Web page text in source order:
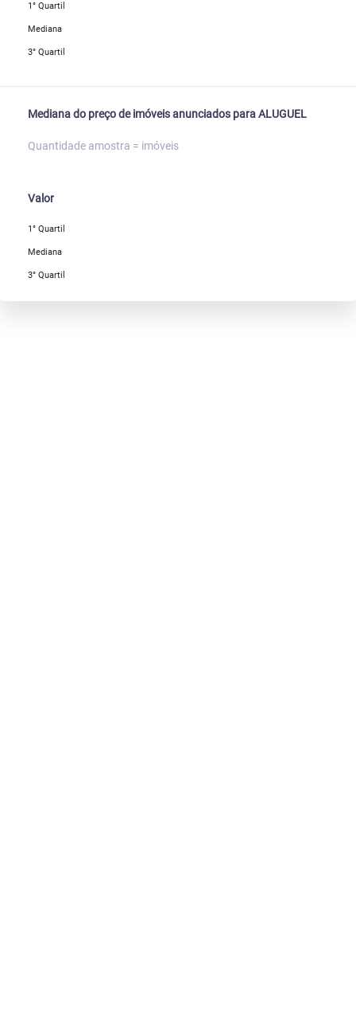
1° Quartil
Mediana
3° Quartil
Mediana do preço de imóveis anunciados para ALUGUEL
Quantidade amostra = imóveis
Valor
1° Quartil
Mediana
3° Quartil